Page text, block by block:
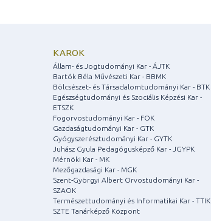
KAROK
Állam- és Jogtudományi Kar - ÁJTK
Bartók Béla Művészeti Kar - BBMK
Bölcsészet- és Társadalomtudományi Kar - BTK
Egészségtudományi és Szociális Képzési Kar -
ETSZK
Fogorvostudományi Kar - FOK
Gazdaságtudományi Kar - GTK
Gyógyszerésztudományi Kar - GYTK
Juhász Gyula Pedagógusképző Kar - JGYPK
Mérnöki Kar - MK
Mezőgazdasági Kar - MGK
Szent-Györgyi Albert Orvostudományi Kar -
SZAOK
Természettudományi és Informatikai Kar - TTIK
SZTE Tanárképző Központ